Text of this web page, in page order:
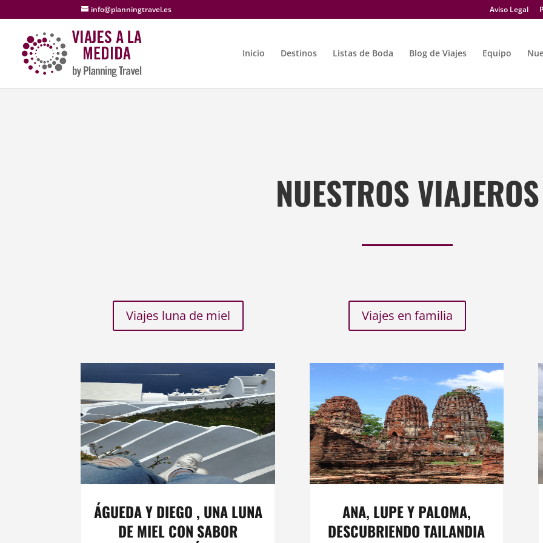
info@planningtravel.es Aviso Legal
Inicio Destinos Listas de Boda Blog de Viajes Equipo
NUESTROS VIAJEROS
Viajes luna de miel Viajes en familia
ÁGUEDA Y DIEGO , UNA LUNA
DE MIEL CON SABOR
ANA, LUPE Y PALOMA,
DESCUBRIENDO TAILANDIA